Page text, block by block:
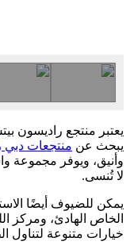
يعتبر منتجع راديسون
يبحث عن منتجعات
وأنيق، ويوفر مجموعة
لا تُنسى.
يمكن للضيوف أيضًا
الخاص الهادئ، ومركز
خيارات متنوعة لتناول